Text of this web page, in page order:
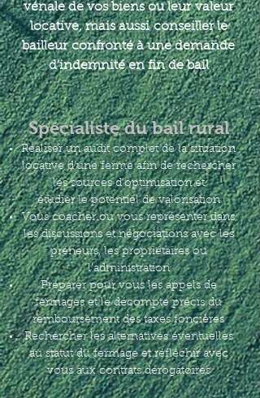
vénale de vos biens ou leur valeur
locative, mais aussi conseiller le
bailleur confronté à une demande
d'indemnité en fin de bail
Spécialiste du bail rural
Réaliser un audit complet de la situation
locative d'une ferme afin de rechercher
les sources d'optimisation et
étudier le potentiel de valorisation
Vous coacher ou vous représenter dans
les discussions et négociations avec les
preneurs, les propriétaires ou
l'administration
Préparer pour vous les appels de
fermages et le décompte précis du
remboursement des taxes foncières
Rechercher les alternatives éventuelles
au statut du fermage et réfléchir avec
vous aux contrats dérogatoires